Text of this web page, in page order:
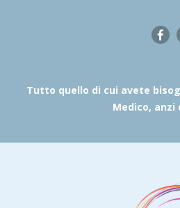
Tutto quello di cui avete
Medico, anzi